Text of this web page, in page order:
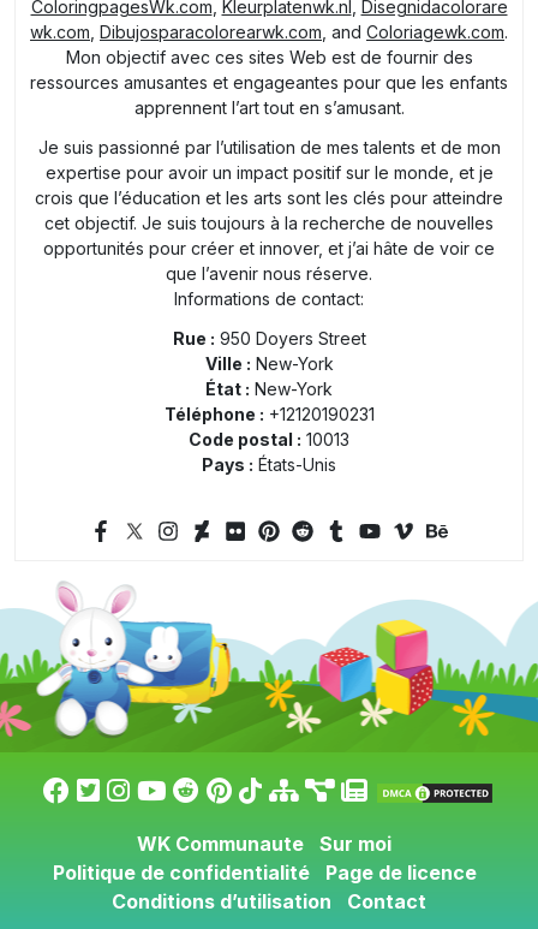
ColoringpagesWk.com Kleurplatenwk.nl Disegnidacolorare
wk.com Dibujosparacolorearwk.com , and Coloriagewk.com.
Mon objectif avec ces sites Web est de fournir des
ressources amusantes et engageantes pour que les enfants
apprennent l’art tout en s’amusant.
Je suis passionné par l’utilisation de mes talents et de mon
expertise pour avoir un impact positif sur le monde, et je
crois que l’éducation et les arts sont les clés pour atteindre
cet objectif. Je suis toujours à la recherche de nouvelles
opportunités pour créer et innover, et j’ai hâte de voir ce
que l’avenir nous réserve.
Informations de contact:
Rue : 950 Doyers Street
Ville : New-York
État : New-York
Téléphone : +12120190231
Code postal : 10013
Pays : États-Unis
WK Communaute
Sur moi
Politique de confidentialité
Page de licence
Conditions d’utilisation
Contact